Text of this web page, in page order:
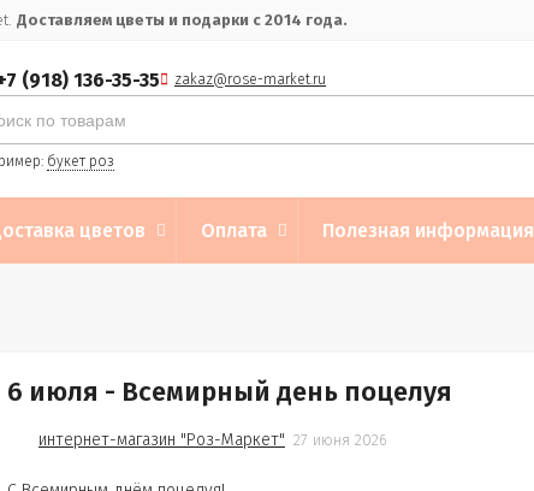
Доставляем цветы и подарки с 2014 года.
(918) 136-35-35 zakaz@rose-market.ru
букет роз
цветов Оплата Полезная информация
6 июля - Всемирный день поцелуя
интернет-магазин "Роз-Маркет" 27 июня 2026